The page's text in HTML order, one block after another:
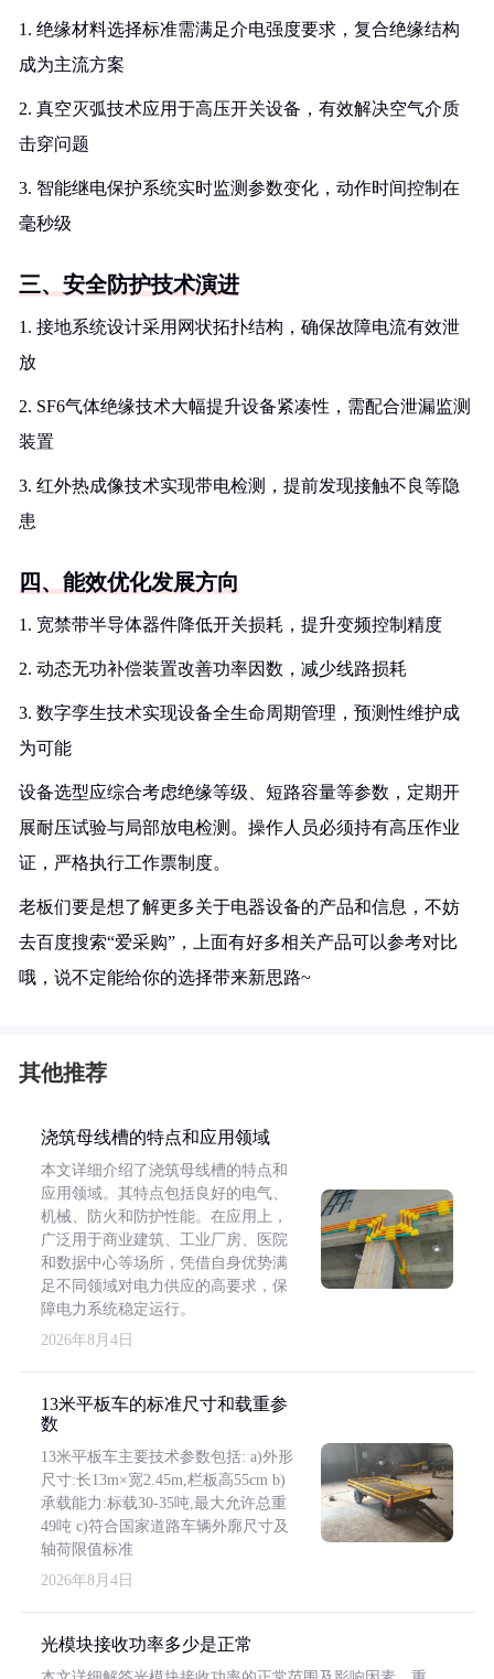
1. 绝缘材料选择标准需满足介电强度要求，复合绝缘结构
成为主流方案
2. 真空灭弧技术应用于高压开关设备，有效解决空气介质
击穿问题
3. 智能继电保护系统实时监测参数变化，动作时间控制在
毫秒级
三、安全防护技术演进
1. 接地系统设计采用网状拓扑结构，确保故障电流有效泄
放
2. SF6气体绝缘技术大幅提升设备紧凑性，需配合泄漏监测
装置
3. 红外热成像技术实现带电检测，提前发现接触不良等隐
患
四、能效优化发展方向
1. 宽禁带半导体器件降低开关损耗，提升变频控制精度
2. 动态无功补偿装置改善功率因数，减少线路损耗
3. 数字孪生技术实现设备全生命周期管理，预测性维护成
为可能
设备选型应综合考虑绝缘等级、短路容量等参数，定期开
展耐压试验与局部放电检测。操作人员必须持有高压作业
证，严格执行工作票制度。
老板们要是想了解更多关于电器设备的产品和信息，不妨
去百度搜索“爱采购”，上面有好多相关产品可以参考对比
哦，说不定能给你的选择带来新思路~
其他推荐
浇筑母线槽的特点和应用领域
本文详细介绍了浇筑母线槽的特点和
应用领域。其特点包括良好的电气、
机械、防火和防护性能。在应用上，
广泛用于商业建筑、工业厂房、医院
和数据中心等场所，凭借自身优势满
足不同领域对电力供应的高要求，保
障电力系统稳定运行。
2026年8月4日
13米平板车的标准尺寸和载重参
数
13米平板车主要技术参数包括: a)外形
尺寸:长13m×宽2.45m,栏板高55cm b)
承载能力:标载30-35吨,最大允许总重
49吨 c)符合国家道路车辆外廓尺寸及
轴荷限值标准
2026年8月4日
光模块接收功率多少是正常